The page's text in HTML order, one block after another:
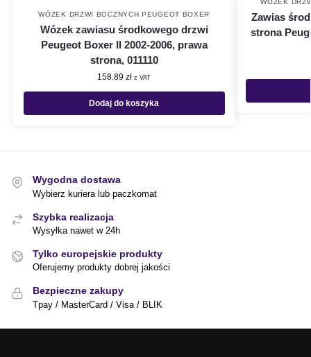
WÓZEK DRZWI BOCZNYCH PEUGEOT BOXER
Wózek zawiasu środkowego drzwi
Peugeot Boxer II 2002-2006, prawa
strona, 011110
158.89zł z VAT
Dodaj do koszyka
WÓZEK
Zawias
strona
Wygodna dostawa
Wybierz kuriera lub paczkomat
Szybka realizacja
Wysyłka nawet w 24h
Tylko europejskie produkty
Oferujemy produkty dobrej jakości
Bezpieczne zakupy
Tpay / MasterCard / Visa / BLIK